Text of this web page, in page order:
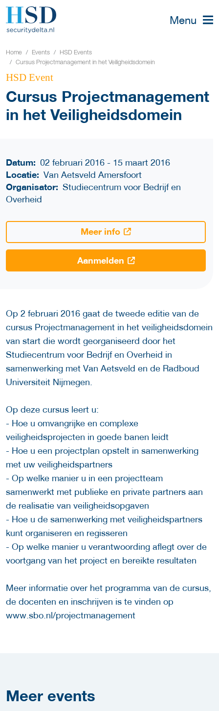
Menu
Home Events
HSD Events
Cursus Projectmanagement in het Veiligheidsdomein
HSD Event
Cursus Projectmanagement
in het Veiligheidsdomein
Datum: 02 februari 2016 - 15 maart 2016
Locatie: Van Aetsveld Amersfoort
Organisator: Studiecentrum voor Bedrijf en
Overheid
Meer info
Aanmelden
Op 2 februari 2016 gaat de tweede editie van de
cursus Projectmanagement in het veiligheidsdomein
van start die wordt georganiseerd door het
Studiecentrum voor Bedrijf en Overheid in
samenwerking met Van Aetsveld en de Radboud
Universiteit Nijmegen.
Op deze cursus leert u:
- Hoe u omvangrijke en complexe
veiligheidsprojecten in goede banen leidt
- Hoe u een projectplan opstelt in samenwerking
met uw veiligheidspartners
- Op welke manier u in een projectteam
samenwerkt met publieke en private partners aan
de realisatie van veiligheidsopgaven
- Hoe u de samenwerking met veiligheidspartners
kunt organiseren en regisseren
- Op welke manier u verantwoording aflegt over de
voortgang van het project en bereikte resultaten
Meer informatie over het programma van de cursus,
de docenten en inschrijven is te vinden op
www.sbo.nl/projectmanagement
Meer events